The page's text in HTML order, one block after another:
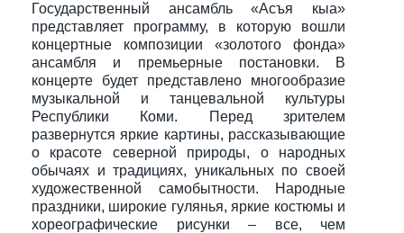
Государственный ансамбль «Асъя кыа»
представляет программу, в которую вошли
концертные композиции «золотого фонда»
ансамбля и премьерные постановки. В
концерте будет представлено многообразие
музыкальной и танцевальной культуры
Республики Коми. Перед зрителем
развернутся яркие картины, рассказывающие
о красоте северной природы, о народных
обычаях и традициях, уникальных по своей
художественной самобытности. Народные
праздники, широкие гулянья, яркие костюмы и
хореографические рисунки – все, чем